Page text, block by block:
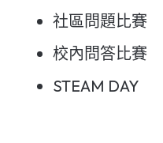
社區問題比賽
校內問答比賽
STEAM DAY